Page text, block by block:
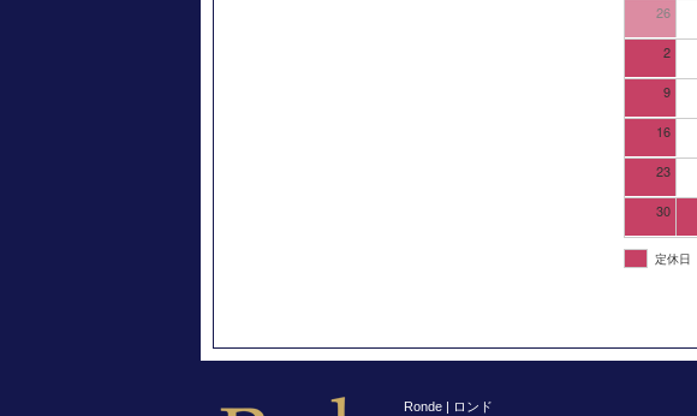
26
2
9
16
23
30
定休日
Ronde | ロンド